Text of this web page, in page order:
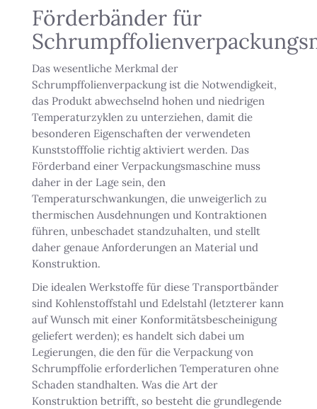
Förderbänder für
Das wesentliche Merkmal der
Schrumpffolienverpackung ist die Notwendigkeit,
das Produkt abwechselnd hohen und niedrigen
Temperaturzyklen zu unterziehen, damit die
besonderen Eigenschaften der verwendeten
Kunststofffolie richtig aktiviert werden. Das
Förderband einer Verpackungsmaschine muss
daher in der Lage sein, den
Temperaturschwankungen, die unweigerlich zu
thermischen Ausdehnungen und Kontraktionen
führen, unbeschadet standzuhalten, und stellt
daher genaue Anforderungen an Material und
Konstruktion.
Die idealen Werkstoffe für diese Transportbänder
sind Kohlenstoffstahl und Edelstahl (letzterer kann
auf Wunsch mit einer Konformitätsbescheinigung
geliefert werden); es handelt sich dabei um
Legierungen, die den für die Verpackung von
Schrumpffolie erforderlichen Temperaturen ohne
Schaden standhalten. Was die Art der
Konstruktion betrifft, so besteht die grundlegende